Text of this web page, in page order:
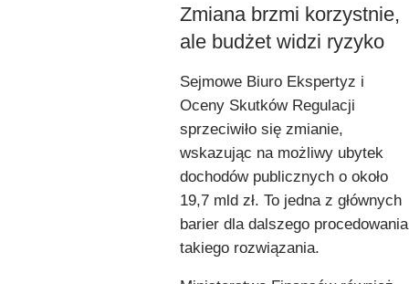
Zmiana brzmi korzystnie,
ale budżet widzi ryzyko
Sejmowe Biuro Ekspertyz i
Oceny Skutków Regulacji
sprzeciwiło się zmianie,
wskazując na możliwy ubytek
dochodów publicznych o około
19,7 mld zł. To jedna z głównych
barier dla dalszego procedowania
takiego rozwiązania.